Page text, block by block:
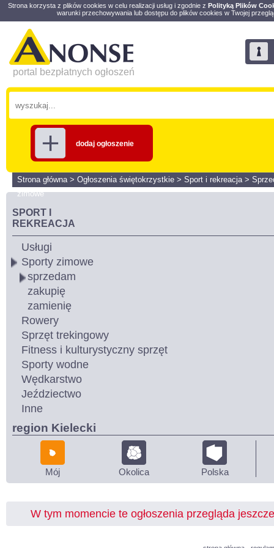
Strona korzysta z plików cookies w celu realizacji usług i zgodnie z Polityką Plików
warunki przechowywania lub dostępu do plików cookies w Twojej
portal bezpłatnych ogłoszeń
dodaj ogłoszenie
Strona główna> Ogłoszenia świętokrzystkie > Sport i rekreacja>
zimowe
SPORT I
REKREACJA
Usługi
Sporty zimowe
sprzedam
zakupię
zamienię
Rowery
Sprzęt trekingowy
Fitness i kulturystyczny sprzęt
Sporty wodne
Wędkarstwo
Jeździectwo
Inne
region Kielecki
Mój Okolica Polska
W tym momencie te ogłoszenia przegląda